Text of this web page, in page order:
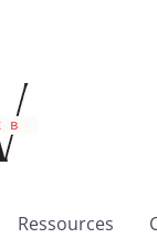
Ressources